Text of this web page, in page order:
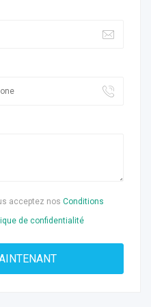
acceptez nos Conditions
de confidentialité